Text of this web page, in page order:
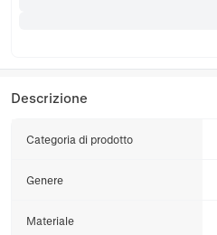
Descrizione
Categoria di prodotto
Genere
Materiale